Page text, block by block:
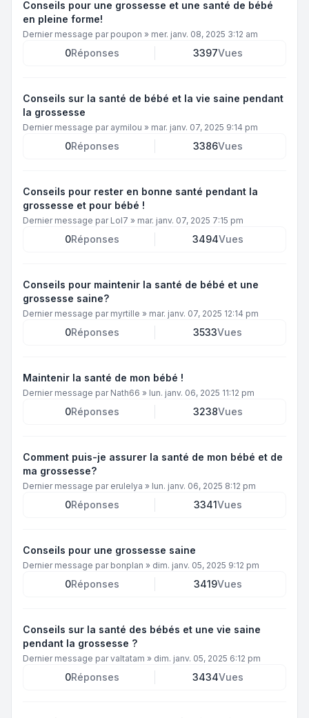
Conseils pour une grossesse et une santé de bébé
en pleine forme!
Dernier message par poupon » mer. janv. 08, 2025 3:12 am
0Réponses 3397Vues
Conseils sur la santé de bébé et la vie saine pendant
la grossesse
Dernier message par aymilou » mar. janv. 07, 2025 9:14 pm
0Réponses 3386Vues
Conseils pour rester en bonne santé pendant la
grossesse et pour bébé !
Dernier message par Lol7 » mar. janv. 07, 2025 7:15 pm
0Réponses 3494Vues
Conseils pour maintenir la santé de bébé et une
grossesse saine?
Dernier message par myrtille » mar. janv. 07, 2025 12:14 pm
0Réponses 3533Vues
Maintenir la santé de mon bébé !
Dernier message par Nath66 » lun. janv. 06, 2025 11:12 pm
0Réponses 3238Vues
Comment puis-je assurer la santé de mon bébé et de
ma grossesse?
Dernier message par erulelya » lun. janv. 06, 2025 8:12 pm
0Réponses 3341Vues
Conseils pour une grossesse saine
Dernier message par bonplan » dim. janv. 05, 2025 9:12 pm
0Réponses 3419Vues
Conseils sur la santé des bébés et une vie saine
pendant la grossesse ?
Dernier message parvaltatam » dim. janv. 05, 2025 6:12 pm
0Réponses 3434Vues